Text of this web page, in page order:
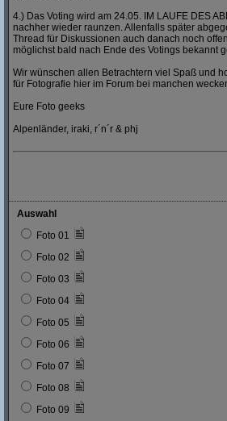
4.) Das Voting wird am 24.05. IM LAUFE DES
nachher wieder raunzen. Allenfalls später
Thread für Diskussionen auch danach noch
möglichst bald nach Ende des Votings bekannt
Wir wünschen allen Betrachtern viel Spaß und
für Fotografie hier im Forum bei manchen
Eure Foto geeks
Alpenländer, iraki, r´n´r & phj
Auswahl
Foto 01
Foto 02
Foto 03
Foto 04
Foto 05
Foto 06
Foto 07
Foto 08
Foto 09